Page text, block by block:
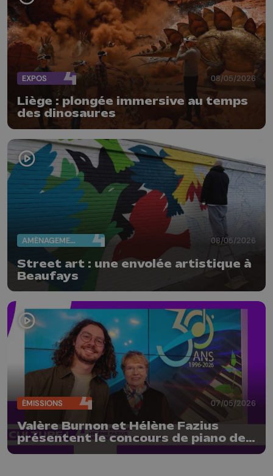
EXPOS 08/05/2026
Liège : plongée immersive au temps
des dinosaures
AMÉNAGEMENT DU TERRITOIRE 08/05/2026
Street art : une envolée artistique à
Beaufays
ÉMISSIONS 07/05/2026
Valère Burnon et Hélène Fazius
présentent le concours de piano de